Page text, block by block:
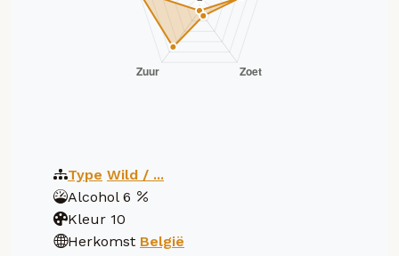
Type Wild / ...
Alcohol 6
Kleur 10
Herkomst België